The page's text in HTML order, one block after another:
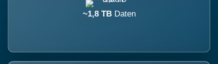
~1,8 TB Daten